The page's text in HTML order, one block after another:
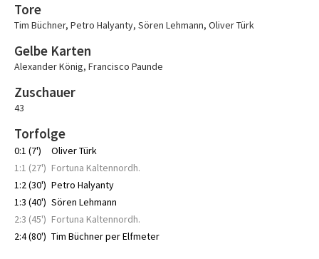
Tore
Tim Büchner, Petro Halyanty, Sören Lehmann, Oliver Türk
Gelbe Karten
Alexander König, Francisco Paunde
Zuschauer
43
Torfolge
0:1 (7')
Oliver Türk
1:1 (27') Fortuna Kaltennordh.
1:2 (30') Petro Halyanty
1:3 (40') Sören Lehmann
2:3 (45') Fortuna Kaltennordh.
2:4 (80') Tim Büchner per Elfmeter